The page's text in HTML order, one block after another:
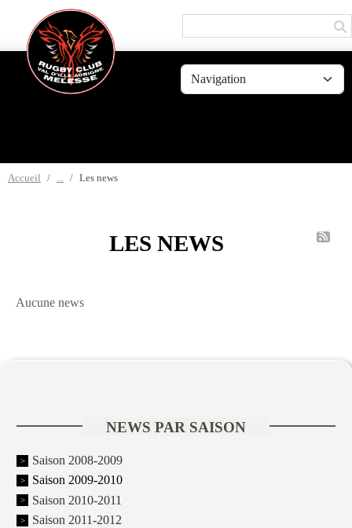
Accueil Les news
LES NEWS
Aucune news
NEWS PAR SAISON
Saison 2008-2009
Saison 2009-2010
Saison 2010-2011
Saison 2011-2012
Panneau de gestion des cookies